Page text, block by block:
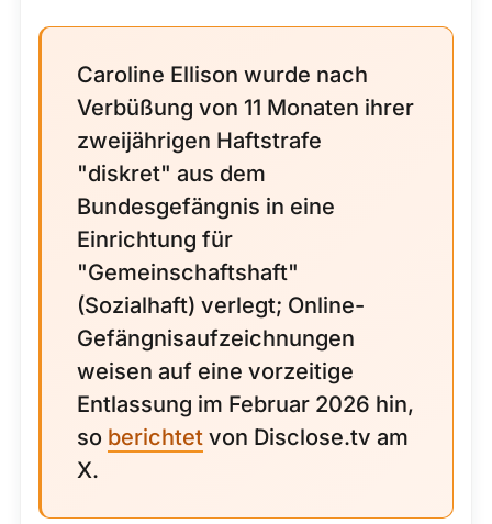
Caroline Ellison wurde nach
Verbüßung von 11 Monaten ihrer
zweijährigen Haftstrafe
"diskret" aus dem
Bundesgefängnis in eine
Einrichtung für
"Gemeinschaftshaft"
(Sozialhaft) verlegt; Online-
Gefängnisaufzeichnungen
weisen auf eine vorzeitige
Entlassung im Februar 2026 hin,
so berichtet von Disclose.tv am
X.